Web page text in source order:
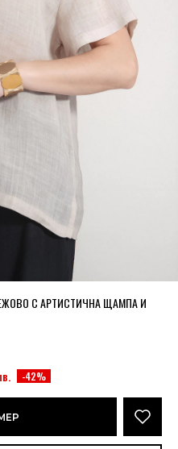
С АРТИСТИЧНА ЩАМПА И
-42%